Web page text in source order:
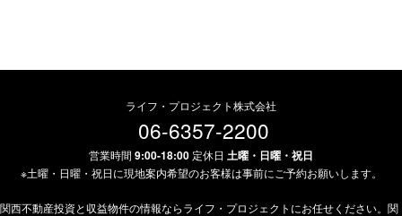
ライフ・プロジェクト株式会社
06-6357-2200
営業時間 9:00-18:00 定休日 土曜・日曜・祝日
※土曜・日曜・祝日に現地案内希望のお客様は事前にご予約お願いします。
関西不動産投資と収益物件の情報ならライフ・プロジェクトにお任せください。関